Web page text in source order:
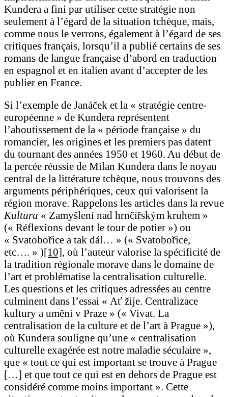
Kundera a fini par utiliser cette stratégie non
seulement à l’égard de la situation tchèque, mais,
comme nous le verrons, également à l’égard de ses
critiques français, lorsqu’il a publié certains de ses
romans de langue française d’abord en traduction
en espagnol et en italien avant d’accepter de les
publier en France.
Si l’exemple de Janáček et la « stratégie centre-
européenne » de Kundera représentent
l’aboutissement de la « période française » du
romancier, les origines et les premiers pas datent
du tournant des années 1950 et 1960. Au début de
la percée réussie de Milan Kundera dans le noyau
central de la littérature tchèque, nous trouvons des
arguments périphériques, ceux qui valorisent la
région morave. Rappelons les articles dans la revue
Kultura « Zamyšlení nad hrnčířským kruhem »
(« Réflexions devant le tour de potier ») ou
« Svatobořice a tak dál… » (« Svatobořice,
etc…. » )[10], où l’auteur valorise la spécificité de
la tradition régionale morave dans le domaine de
l’art et problématise la centralisation culturelle.
Les questions et les critiques adressées au centre
culminent dans l’essai « Ať žije. Centralizace
kultury a umění v Praze » (« Vivat. La
centralisation de la culture et de l’art à Prague »),
où Kundera souligne qu’une « centralisation
culturelle exagérée est notre maladie séculaire »,
que « tout ce qui est important se trouve à Prague
[…] et que tout ce qui est en dehors de Prague est
considéré comme moins important ». Cette